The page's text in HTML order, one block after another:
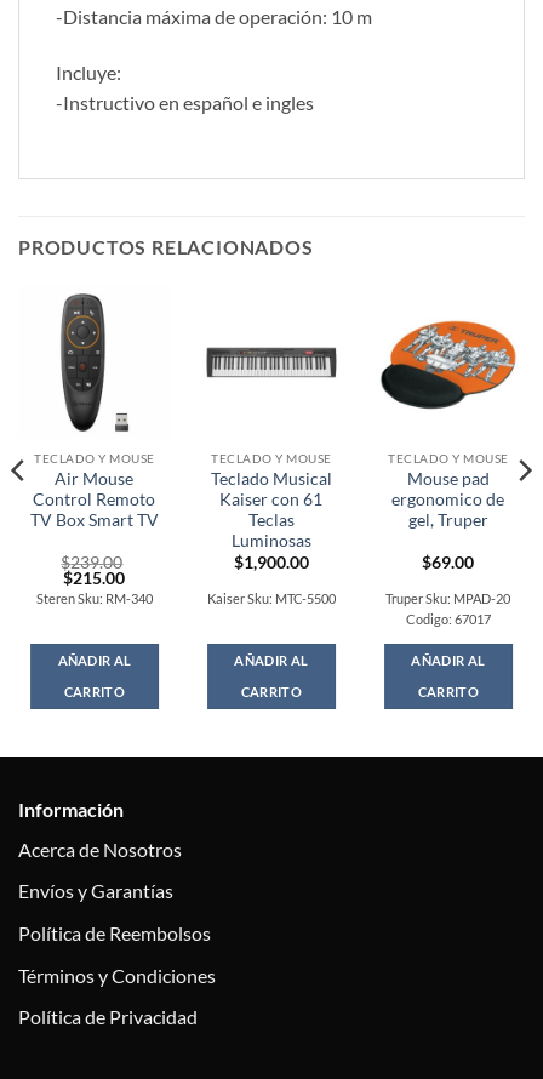
-Distancia máxima de operación: 10 m
Incluye:
-Instructivo en español e ingles
PRODUCTOS RELACIONADOS
TECLADO Y MOUSE
Air Mouse
Control Remoto
TV Box Smart TV
$239.00
Original
price
was:
$215.00Current
price
is:
Steren Sku: RM-340
AÑADIR AL
CARRITO
TECLADO Y MOUSE
Teclado Musical
Kaiser con 61
Teclas
Luminosas
$1,900.00
Kaiser Sku: MTC-5500
AÑADIR AL
CARRITO
TECLADO Y MOUSE
Mouse pad
ergonomico de
gel, Truper
$69.00
Truper Sku: MPAD-20
Codigo: 67017
AÑADIR AL
CARRITO
Información
Acerca de Nosotros
Envíos y Garantías
Política de Reembolsos
Términos y Condiciones
Política de Privacidad